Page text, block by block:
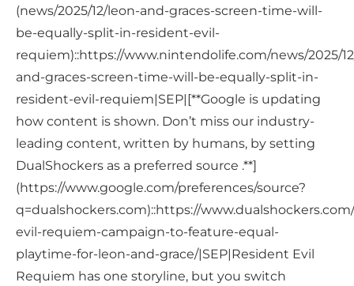
(news/2025/12/leon-and-graces-screen-time-will-
be-equally-split-in-resident-evil-
requiem)::https://www.nintendolife.com/news/2025/
and-graces-screen-time-will-be-equally-split-in-
resident-evil-requiem|SEP|[**Google is updating
how content is shown. Don’t miss our industry-
leading content, written by humans, by setting
DualShockers as a preferred source .**]
(https://www.google.com/preferences/source?
q=dualshockers.com)::https://
evil-requiem-campaign-to-feature-equal-
playtime-for-leon-and-grace/|SEP|Resident Evil
Requiem has one storyline, but you switch